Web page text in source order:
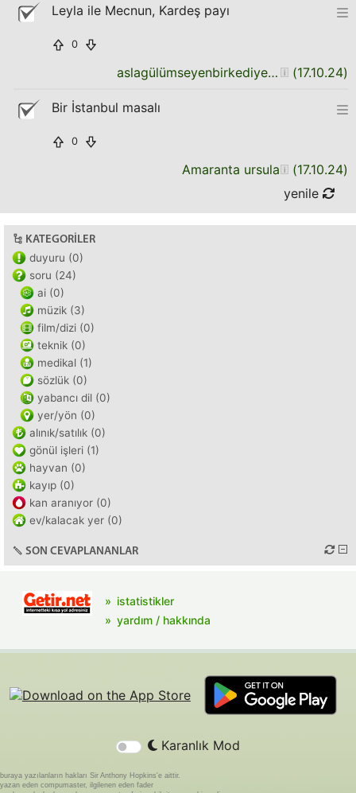
Leyla ile Mecnun, Kardeş payı
0
aslagülümseyenbirkediyegüvenme (17.10.24)
Bir İstanbul masalı
0
Amaranta ursula (17.10.24)
yenile
KATEGORILER
duyuru (0)
soru (24)
ai (0)
müzik (3)
film/dizi (0)
teknik (0)
medikal (1)
sözlük (0)
yabancı dil (0)
yer/yön (0)
alınık/satılık (0)
gönül işleri (1)
hayvan (0)
kayıp (0)
kan aranıyor (0)
ev/kalacak yer (0)
SON CEVAPLANANLAR
istatistikler
yardım / hakkında
Karanlık Mod
buraya yazılanların hakları Sir Anthony Hopkins'e aittir.
yazan eden compumaster, ilgilenen eden fader